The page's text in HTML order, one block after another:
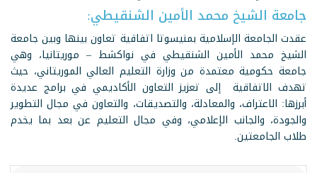
جامعة الشيخ محمد الأمين الشنقيطي:
عقدت الجامعة الإسلامية بمنيسوتا اتفاقية تعاون بينها وبين جامعة
الشيخ محمد الأمين الشنقيطي في نواكشط – موريتانيا، وهي
جامعة حكومية معتمدة من وزارة التعليم العالي الموريتاني، حيث
تهدف الاتفاقية إلى تعزيز التعاون الأكاديمي في برامج عديدة
أبرزها: الاعتراف، والمعادلة، والتصديقات، والتعاون في مجال التطوير
والجودة، والجانب الإعلامي، وفي مجال التعليم عن بعد بما يخدم
طلاب الجامعتين.